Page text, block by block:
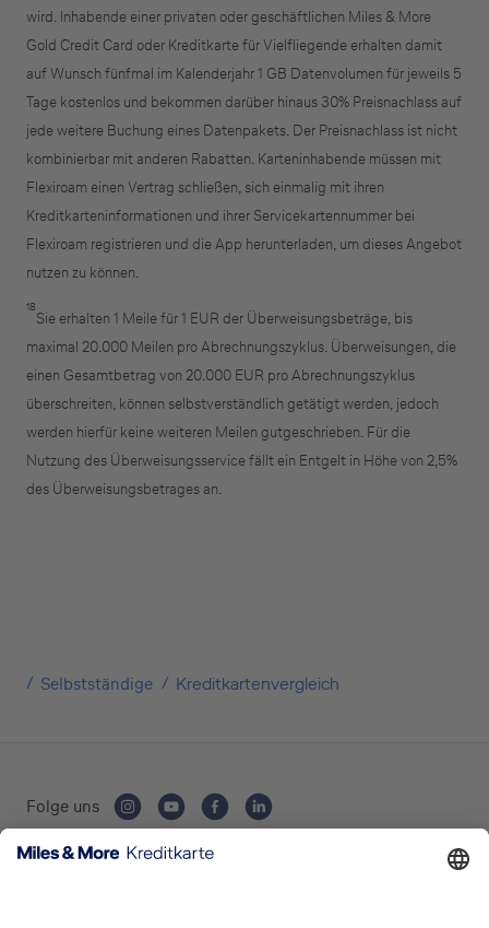
wird. Inhabende einer privaten oder geschäftlichen Miles & More
Gold Credit Card oder Kreditkarte für Vielfliegende erhalten damit
auf Wunsch fünfmal im Kalenderjahr 1 GB Datenvolumen für jeweils 5
Tage kostenlos und bekommen darüber hinaus 30% Preisnachlass auf
jede weitere Buchung eines Datenpakets. Der Preisnachlass ist nicht
kombinierbar mit anderen Rabatten. Karteninhabende müssen mit
Flexiroam einen Vertrag schließen, sich einmalig mit ihren
Kreditkarteninformationen und ihrer Servicekartennummer bei
Flexiroam registrieren und die App herunterladen, um dieses Angebot
nutzen zu können.
18
Sie erhalten 1 Meile für 1 EUR der Überweisungsbeträge, bis
maximal 20.000 Meilen pro Abrechnungszyklus. Überweisungen, die
einen Gesamtbetrag von 20.000 EUR pro Abrechnungszyklus
überschreiten, können selbstverständlich getätigt werden, jedoch
werden hierfür keine weiteren Meilen gutgeschrieben. Für die
Nutzung des Überweisungsservice fällt ein Entgelt in Höhe von 2,5%
des Überweisungsbetrages an.
Selbstständige Kreditkartenvergleich
Folge uns